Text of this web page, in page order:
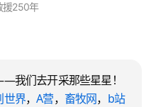
援250年
我们去开采那些星星！
世界，A营， 畜牧网， b站